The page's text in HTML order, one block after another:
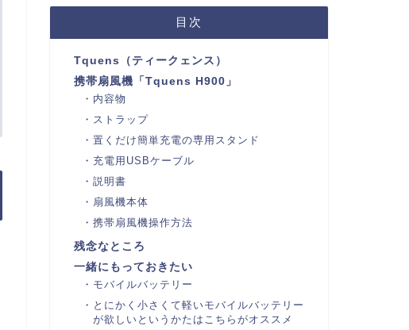
目次
Tquens（ティークェンス）
携帯扇風機「Tquens H900」
内容物
ストラップ
置くだけ簡単充電の専用スタンド
充電用USBケーブル
説明書
扇風機本体
携帯扇風機操作方法
残念なところ
一緒にもっておきたい
モバイルバッテリー
とにかく小さくて軽いモバイルバッテリー
が欲しいというかたはこちらがオススメ